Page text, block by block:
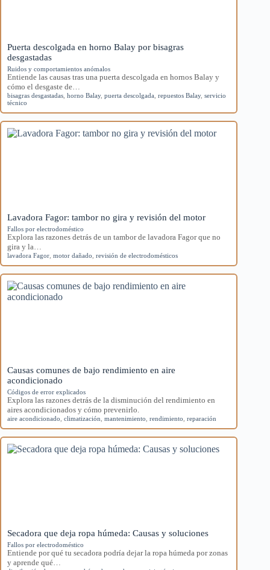
Puerta descolgada en horno Balay por bisagras
desgastadas
Ruidos y comportamientos anómalos
Entiende las causas tras una puerta descolgada en hornos Balay y
cómo el desgaste de…
bisagras desgastadas horno Balay, puerta descolgada repuestos Balay, servicio
técnico
Lavadora Fagor: tambor no gira y revisión del motor
Fallos por electrodoméstico
Explora las razones detrás de un tambor de lavadora Fagor que no
gira y la…
lavadora Fagor motor dañado revisión de electrodomésticos
Causas comunes de bajo rendimiento en aire
acondicionado
Códigos de error explicados
Explora las razones detrás de la disminución del rendimiento en
aires acondicionados y cómo prevenirlo.
aire acondicionado climatización mantenimiento rendimiento reparación
Secadora que deja ropa húmeda: Causas y soluciones
Fallos por electrodoméstico
Entiende por qué tu secadora podría dejar la ropa húmeda por zonas
y aprende qué…